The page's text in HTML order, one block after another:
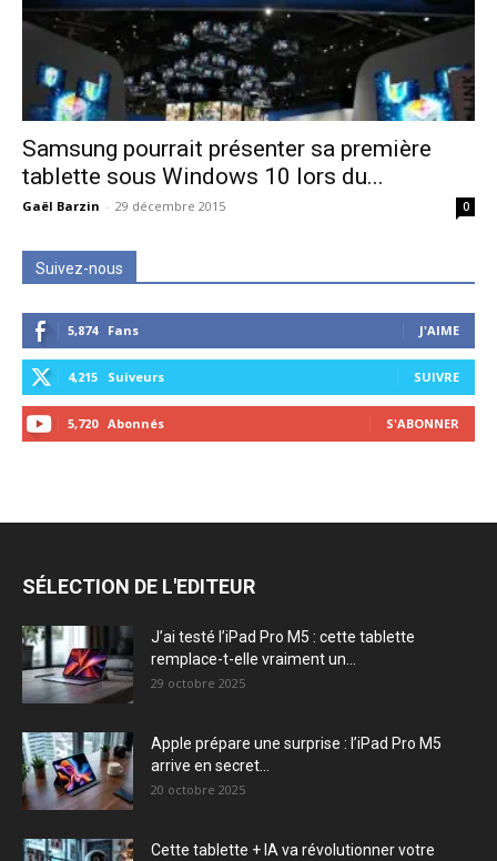
Samsung pourrait présenter sa première
tablette sous Windows 10 lors du...
Gaël Barzin - 29 décembre 2015 0
Suivez-nous
5,874 Fans J'AIME
4,215 Suiveurs SUIVRE
5,720 Abonnés S'ABONNER
SÉLECTION DE L'EDITEUR
J’ai testé l’iPad Pro M5 : cette tablette
remplace-t-elle vraiment un...
29 octobre 2025
Apple prépare une surprise : l’iPad Pro M5
arrive en secret...
20 octobre 2025
Cette tablette + IA va révolutionner votre